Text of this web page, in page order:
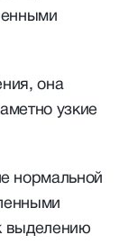
она
узкие
нормальной
выделению